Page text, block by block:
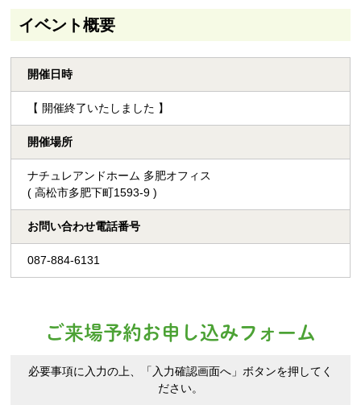
イベント概要
開催日時
【 開催終了いたしました 】
開催場所
ナチュレアンドホーム 多肥オフィス
( 高松市多肥下町1593-9 )
お問い合わせ電話番号
087-884-6131
ご来場予約お申し込みフォーム
必要事項に入力の上、「入力確認画面へ」ボタンを押してく
ださい。